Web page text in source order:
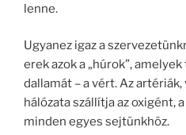
lenne.
Ugyanez igaz a
erek azok a „húrok”,
dallamát – a vért. Az
hálózata szállítja az oxigént,
minden egyes sejtünkhöz.